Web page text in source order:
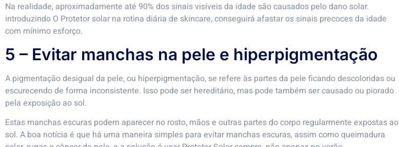
Na realidade, aproximadamente até 90% dos sinais visíveis da idade são causados pelo dano solar.
introduzindo O Protetor solar na rotina diária de skincare, conseguirá afastar os sinais precoces da idade
com mínimo esforço.
5 – Evitar manchas na pele e hiperpigmentação
A pigmentação desigual da pele, ou hiperpigmentação, se refere às partes da pele ficando descoloridas ou
escurecendo de forma inconsistente. Isso pode ser hereditário, mas pode também ser causado ou piorado
pela exposição ao sol.
Estas manchas escuras podem aparecer no rosto, mãos e outras partes do corpo regularmente expostas ao
sol. A boa notícia é que há uma maneira simples para evitar manchas escuras, assim como queimadura